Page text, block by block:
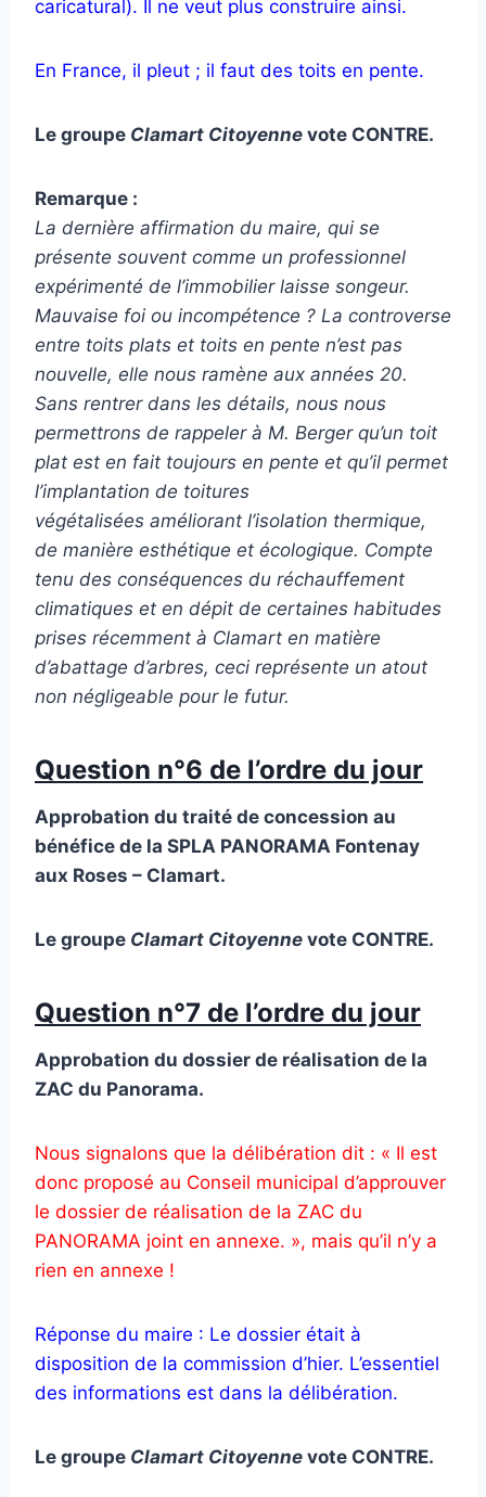
caricatural). Il ne veut plus construire ainsi.
En France, il pleut ; il faut des toits en pente.
Le groupe Clamart Citoyenne vote CONTRE.
Remarque :
La dernière affirmation du maire, qui se
présente souvent comme un professionnel
expérimenté de l’immobilier laisse songeur.
Mauvaise foi ou incompétence ? La controverse
entre toits plats et toits en pente n’est pas
nouvelle, elle nous ramène aux années 20.
Sans rentrer dans les détails, nous nous
permettrons de rappeler à M. Berger qu’un toit
plat est en fait toujours en pente et qu’il permet
l’implantation de toitures
végétalisées améliorant l’isolation thermique,
de manière esthétique et écologique. Compte
tenu des conséquences du réchauffement
climatiques et en dépit de certaines habitudes
prises récemment à Clamart en matière
d’abattage d’arbres, ceci représente un atout
non négligeable pour le futur.
Question n°6 de l’ordre du jour
Approbation du traité de concession au
bénéfice de la SPLA PANORAMA Fontenay
aux Roses – Clamart.
Le groupe Clamart Citoyenne vote CONTRE.
Question n°7 de l’ordre du jour
Approbation du dossier de réalisation de la
ZAC du Panorama.
Nous signalons que la délibération dit : « Il est
donc proposé au Conseil municipal d’approuver
le dossier de réalisation de la ZAC du
PANORAMA joint en annexe. », mais qu’il n’y a
rien en annexe !
Réponse du maire : Le dossier était à
disposition de la commission d’hier. L’essentiel
des informations est dans la délibération.
Le groupe Clamart Citoyenne vote CONTRE.